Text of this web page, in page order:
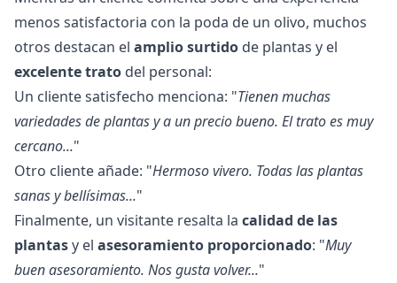
menos satisfactoria con la poda de un olivo, muchos
otros destacan el amplio surtido de plantas y el
excelente trato del personal:
Un cliente satisfecho menciona: "Tienen muchas
variedades de plantas y a un precio bueno. El trato es muy
cercano..."
Otro cliente añade: "Hermoso vivero. Todas las plantas
sanas y bellísimas..."
Finalmente, un visitante resalta la calidad de las
plantasy el asesoramiento proporcionado: "Muy
buen asesoramiento. Nos gusta volver..."